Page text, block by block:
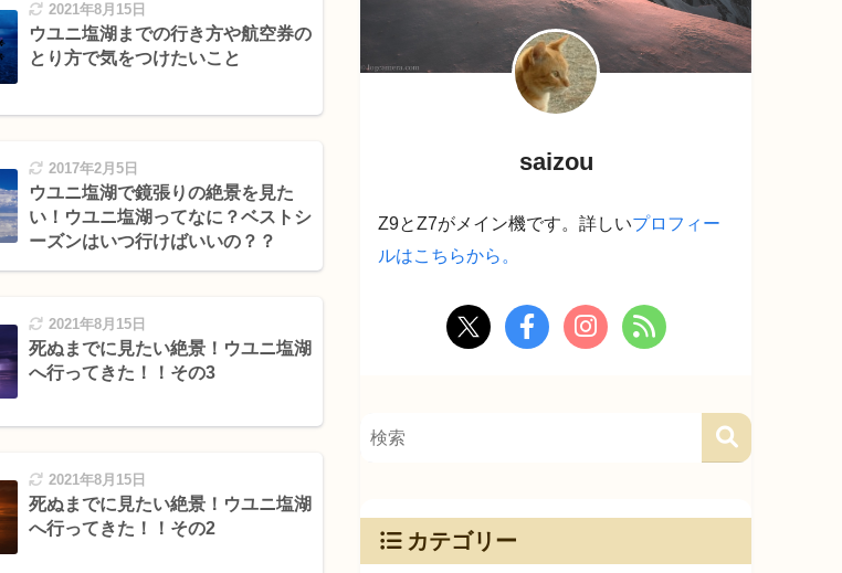
2021年8月15日
ウユニ塩湖までの行き方や航空券の
とり方で気をつけたいこと
2017年2月5日
ウユニ塩湖で鏡張りの絶景を見た
い！ウユニ塩湖ってなに？ベストシ
ーズンはいつ行けばいいの？？
2021年8月15日
死ぬまでに見たい絶景！ウユニ塩湖
へ行ってきた！！その3
2021年8月15日
死ぬまでに見たい絶景！ウユニ塩湖
へ行ってきた！！その2
saizou
Z9とZ7がメイン機です。詳しいプロフィー
ルはこちらから。
カテゴリー